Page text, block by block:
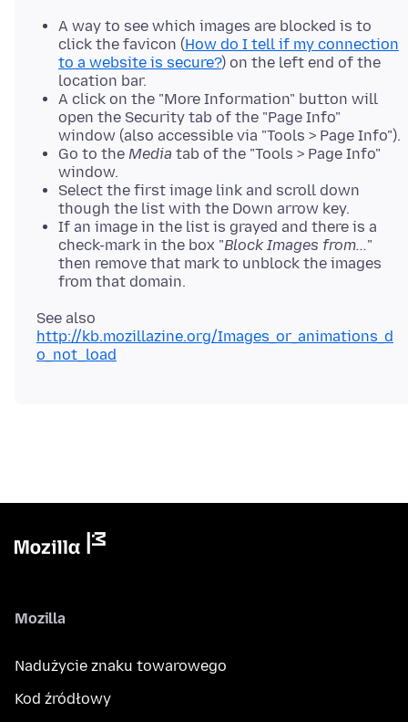
A way to see which images are blocked is to
click the favicon (How do I tell if my connection
to a website is secure?) on the left end of the
location bar.
A click on the "More Information" button will
open the Security tab of the "Page Info"
window (also accessible via "Tools > Page Info").
Go to the Media tab of the "Tools > Page Info"
window.
Select the first image link and scroll down
though the list with the Down arrow key.
If an image in the list is grayed and there is a
check-mark in the box "Block Images from..."
then remove that mark to unblock the images
from that domain.
See also
http://kb.mozillazine.org/Images_or_animations_d
o_not_load
Mozilla
Nadużycie znaku towarowego
Kod źródłowy